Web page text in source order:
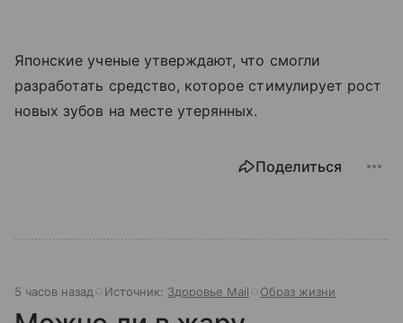
Японские ученые утверждают, что смогли
разработать средство, которое стимулирует рост
новых зубов на месте утерянных.
Поделиться
5 часов назад Источник: Здоровье Mail Образ жизни